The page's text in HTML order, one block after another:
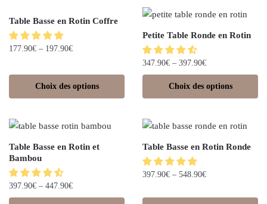
Table Basse en Rotin Coffre
177.90€ – 197.90€
Choix des options
Petite Table Ronde en Rotin
347.90€ – 397.90€
Choix des options
Table Basse en Rotin et
Bambou
397.90€ – 447.90€
Table Basse en Rotin Ronde
397.90€ – 548.90€